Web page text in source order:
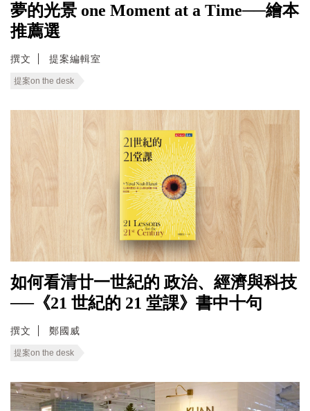
夢的光景 one Moment at a Time──繪本
推薦選
撰文 提案編輯室
提案on the desk
如何看清廿一世紀的 政治、經濟與科技
──《21 世紀的 21 堂課》書中十句
撰文 鄭國威
提案on the desk